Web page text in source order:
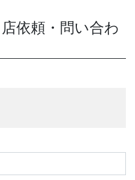
依頼・問い合わ